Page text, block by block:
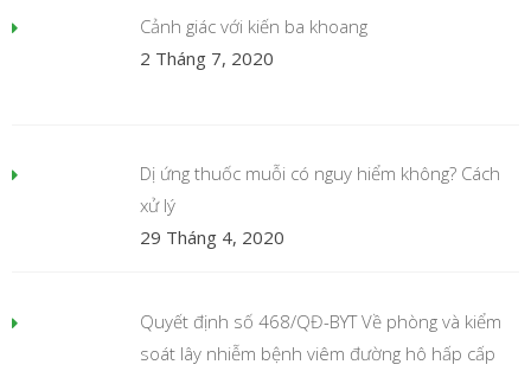
Cảnh giác với kiến ba khoang
2 Tháng 7, 2020
Dị ứng thuốc muỗi có nguy hiểm không? Cách
xử lý
29 Tháng 4, 2020
Quyết định số 468/QĐ-BYT Về phòng và kiểm
soát lây nhiễm bệnh viêm đường hô hấp cấp